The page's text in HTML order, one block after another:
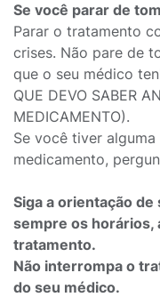
Se você parar de
Parar o tratamento
crises. Não pare de
que o seu médico
QUE DEVO SABER
MEDICAMENTO).
Se você tiver
medicamento,
Siga a orientação
sempre os horários,
tratamento.
Não interrompa o
do seu médico.